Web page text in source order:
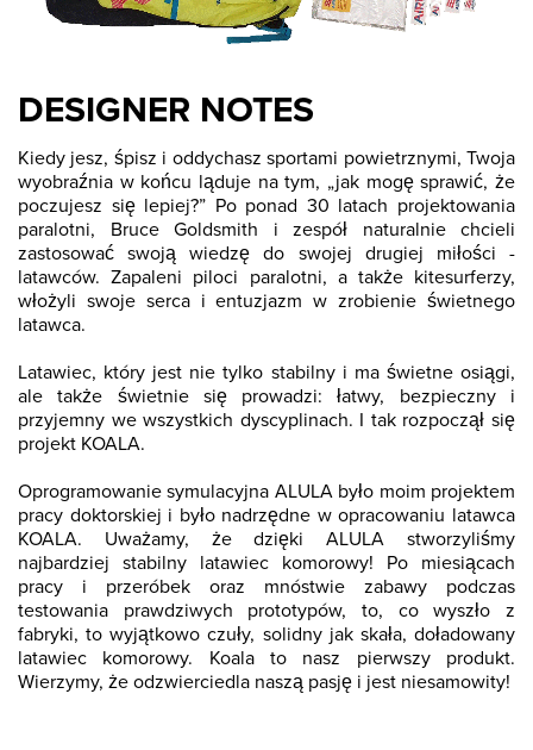
DESIGNER NOTES
Kiedy jesz, śpisz i oddychasz sportami powietrznymi, Twoja
wyobraźnia w końcu ląduje na tym, „jak mogę sprawić, że
poczujesz się lepiej?” Po ponad 30 latach projektowania
paralotni, Bruce Goldsmith i zespół naturalnie chcieli
zastosować swoją wiedzę do swojej drugiej miłości -
latawców. Zapaleni piloci paralotni, a także kitesurferzy,
włożyli swoje serca i entuzjazm w zrobienie świetnego
latawca.
Latawiec, który jest nie tylko stabilny i ma świetne osiągi,
ale także świetnie się prowadzi: łatwy, bezpieczny i
przyjemny we wszystkich dyscyplinach. I tak rozpoczął się
projekt KOALA.
Oprogramowanie symulacyjna ALULA było moim projektem
pracy doktorskiej i było nadrzędne w opracowaniu latawca
KOALA. Uważamy, że dzięki ALULA stworzyliśmy
najbardziej stabilny latawiec komorowy! Po miesiącach
pracy i przeróbek oraz mnóstwie zabawy podczas
testowania prawdziwych prototypów, to, co wyszło z
fabryki, to wyjątkowo czuły, solidny jak skała, doładowany
latawiec komorowy. Koala to nasz pierwszy produkt.
Wierzymy, że odzwierciedla naszą pasję i jest niesamowity!